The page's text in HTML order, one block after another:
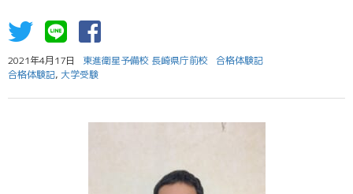
2021年4月17日 東進衛星予備校 長崎県庁前校
合格体験記
合格体験記, 大学受験